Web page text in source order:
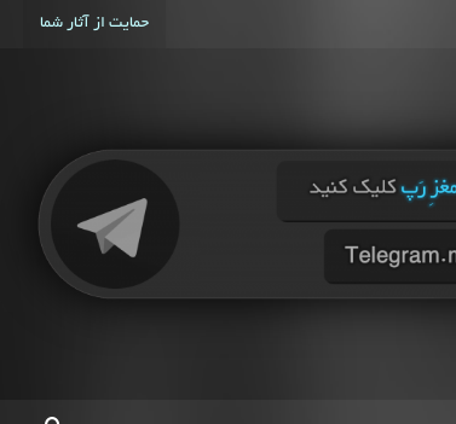
حمایت از آثار شما